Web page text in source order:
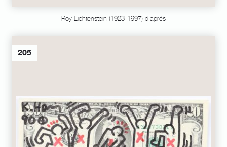
Roy Lichtenstein (1923-1997) d'aprés
205